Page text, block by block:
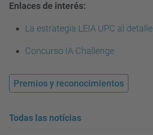
Enlaces de interés:
La estrategia LEIA UPC al detalle
Concurso IA Challenge
Premios y reconocimientos
Todas las notícias